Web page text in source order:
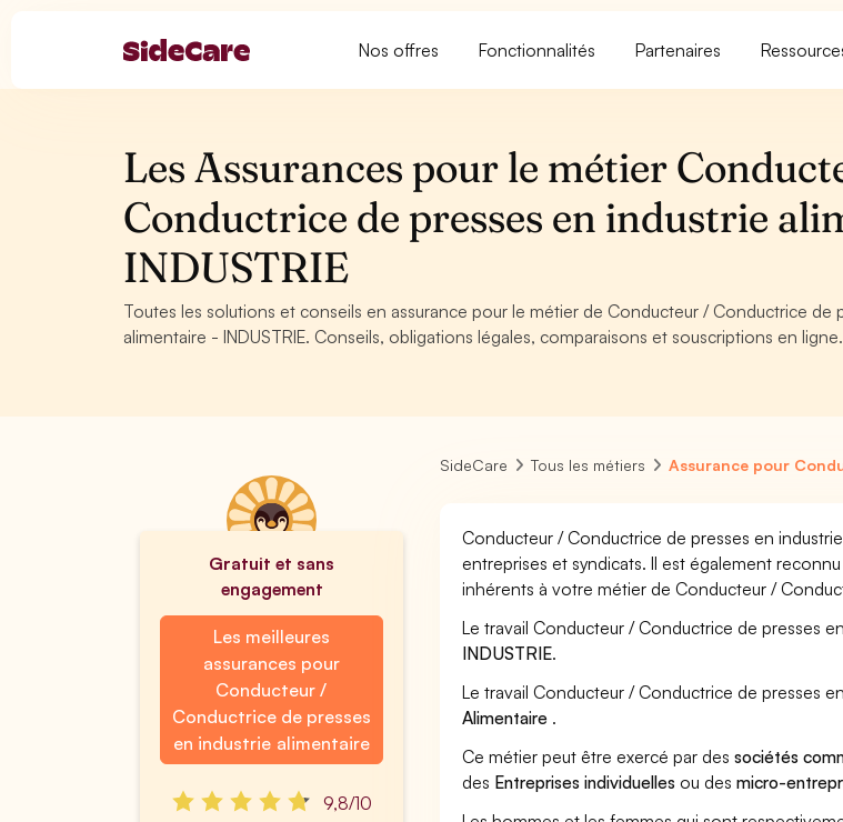
Nos offres Fonctionnalités Partenaires
Les Assurances pour le métier
Conductrice de presses en industrie
INDUSTRIE
Toutes les solutions et conseils en assurance pour le métier de Conducteur / Conductrice de
alimentaire - INDUSTRIE. Conseils, obligations légales, comparaisons et souscriptions en ligne.
Gratuit et sans
engagement
Les meilleures
assurances pour
Conducteur /
Conductrice de presses
en industrie alimentaire
9,8/10
SideCare Tous les métiers Assurance pour
Conducteur / Conductrice de presses en
entreprises et syndicats. Il est également
inhérents à votre métier de Conducteur /
Le travail Conducteur / Conductrice de presses
INDUSTRIE.
Le travail Conducteur / Conductrice de presses
Alimentaire .
Ce métier peut être exercé par dessociétés
des Entreprises individuelles ou desmicro-